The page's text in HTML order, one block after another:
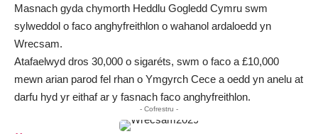
Masnach gyda chymorth Heddlu Gogledd Cymru swm
sylweddol o faco anghyfreithlon o wahanol ardaloedd yn
Wrecsam.
Atafaelwyd dros 30,000 o sigaréts, swm o faco a £10,000
mewn arian parod fel rhan o Ymgyrch Cece a oedd yn anelu at
darfu hyd yr eithaf ar y fasnach faco anghyfreithlon.
- Cofrestru -